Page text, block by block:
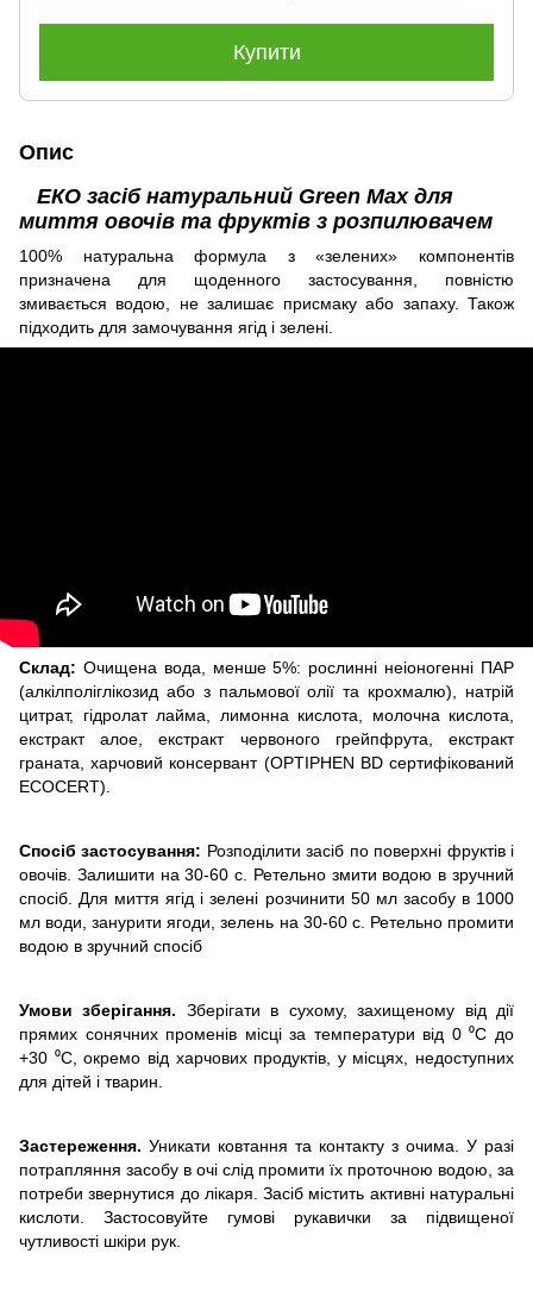
Купити
Опис
EКО засіб натуральний Green Max для
миття овочів та фруктів з розпилювачем
100% натуральна формула з «зелених» компонентів
призначена для щоденного застосування, повністю
змивається водою, не залишає присмаку або запаху. Також
підходить для замочування ягід і зелені.
Склад: Очищена вода, менше 5%: рослинні неіоногенні ПАР
(алкілполіглікозид або з пальмової олії та крохмалю), натрій
цитрат, гідролат лайма, лимонна кислота, молочна кислота,
екстракт алое, екстракт червоного грейпфрута, екстракт
граната, харчовий консервант (OPTIPHEN BD сертифікований
ECOCERT).
Спосіб застосування: Розподілити засіб по поверхні фруктів і
овочів. Залишити на 30-60 с. Ретельно змити водою в зручний
спосіб. Для миття ягід і зелені розчинити 50 мл засобу в 1000
мл води, занурити ягоди, зелень на 30-60 с. Ретельно промити
водою в зручний спосіб
Умови зберігання. Зберігати в сухому, захищеному від дії
прямих сонячних променів місці за температури від 0 ⁰C до
+30 ⁰C, окремо від харчових продуктів, у місцях, недоступних
для дітей і тварин.
Застереження. Уникати ковтання та контакту з очима. У разі
потрапляння засобу в очі слід промити їх проточною водою, за
потреби звернутися до лікаря. Засіб містить активні натуральні
кислоти. Застосовуйте гумові рукавички за підвищеної
чутливості шкіри рук.